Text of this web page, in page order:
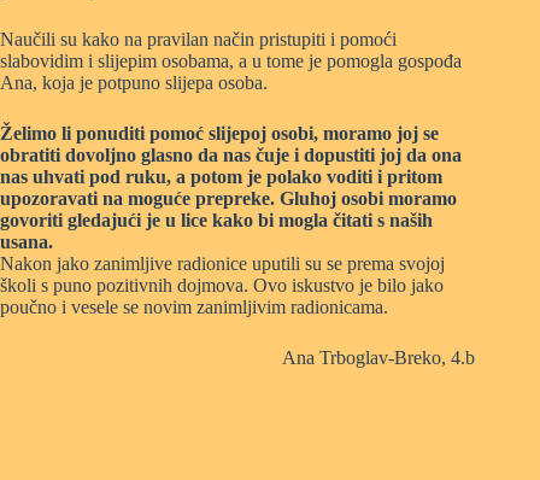
Naučili su kako na pravilan način pristupiti i pomoći
slabovidim i slijepim osobama, a u tome je pomogla gospođa
Ana, koja je potpuno slijepa osoba.
Želimo li ponuditi pomoć slijepoj osobi, moramo joj se
obratiti dovoljno glasno da nas čuje i dopustiti joj da ona
nas uhvati pod ruku, a potom je polako voditi i pritom
upozoravati na moguće prepreke. Gluhoj osobi moramo
govoriti gledajući je u lice kako bi mogla čitati s naših
usana.
Nakon jako zanimljive radionice uputili su se prema svojoj
školi s puno pozitivnih dojmova. Ovo iskustvo je bilo jako
poučno i vesele se novim zanimljivim radionicama.
Ana Trboglav-Breko, 4.b